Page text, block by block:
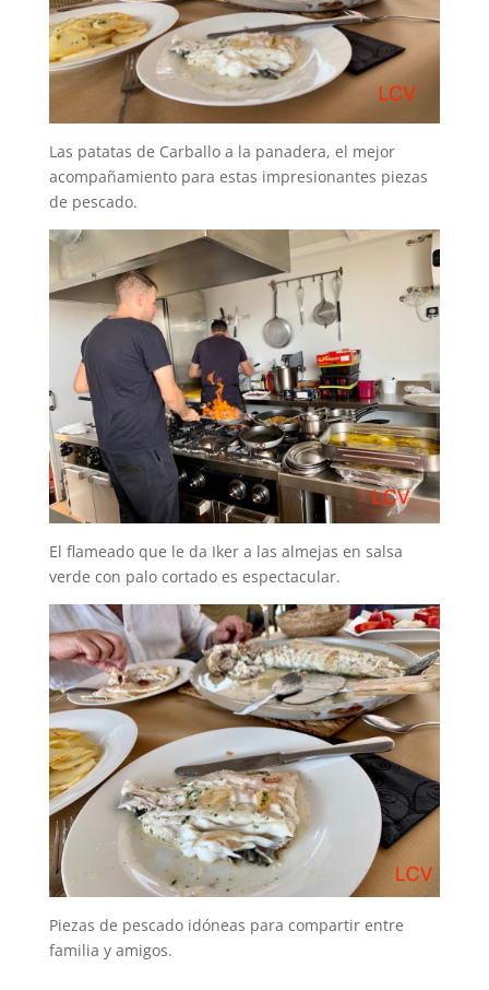
Las patatas de Carballo a la panadera, el mejor
acompañamiento para estas impresionantes piezas
de pescado.
El flameado que le da Iker a las almejas en salsa
verde con palo cortado es espectacular.
Piezas de pescado idóneas para compartir entre
familia y amigos.